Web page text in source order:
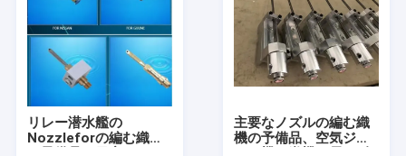
リレー潜水艦の
Nozzleforの編む織機
主要なノズルの編む織
機の予備品、空気ジェ